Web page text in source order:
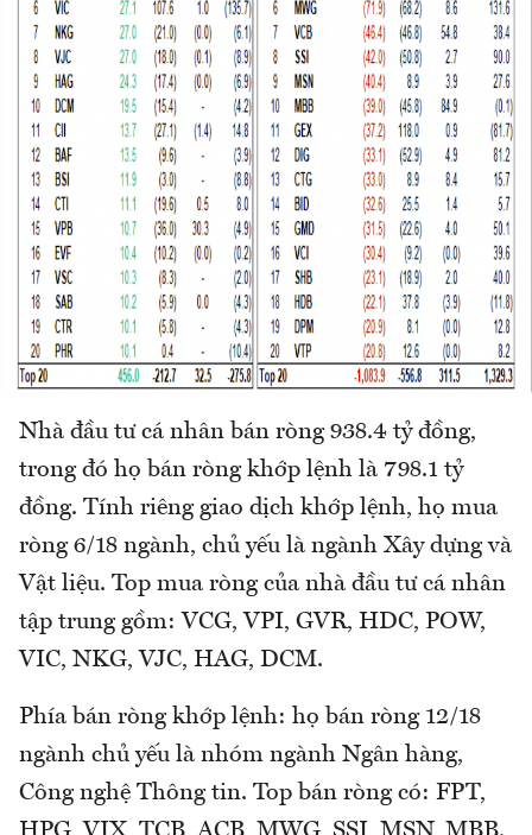
Nhà đầu tư cá nhân bán ròng 938.4 tỷ đồng,
trong đó họ bán ròng khớp lệnh là 798.1 tỷ
đồng. Tính riêng giao dịch khớp lệnh, họ mua
ròng 6/18 ngành, chủ yếu là ngành Xây dựng và
Vật liệu. Top mua ròng của nhà đầu tư cá nhân
tập trung gồm: VCG, VPI, GVR, HDC, POW,
VIC, NKG, VJC, HAG, DCM.
Phía bán ròng khớp lệnh: họ bán ròng 12/18
ngành chủ yếu là nhóm ngành Ngân hàng,
Công nghệ Thông tin. Top bán ròng có: FPT,